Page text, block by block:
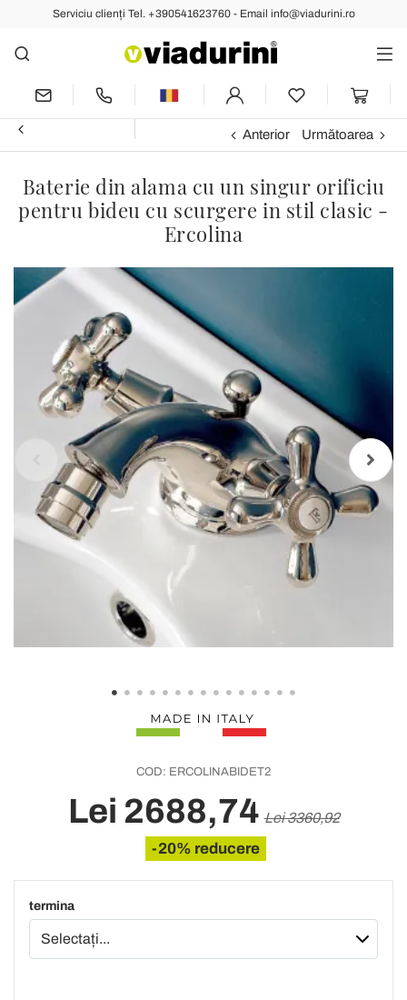
Serviciu clienți Tel. +390541623760 - Email info@viadurini.ro
Anterior Următoarea
Baterie din alama cu un singur orificiu
pentru bideu cu scurgere in stil clasic -
Ercolina
COD: ERCOLINABIDET2
Lei 2688,74 Lei 3360,92
-20% reducere
termina